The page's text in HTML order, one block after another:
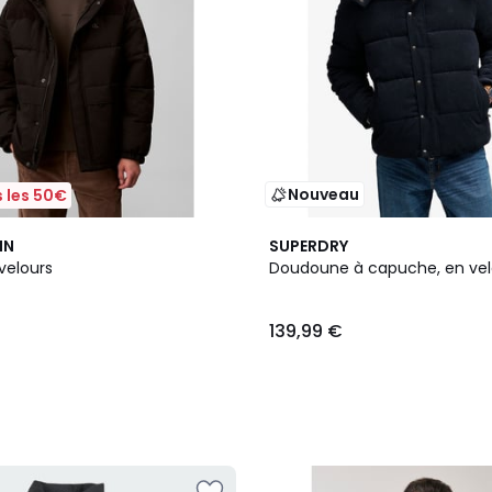
les 50€ Nouveau
SUPERDRY
Doudoune à capuche, en
139,99 €
2
Couleurs